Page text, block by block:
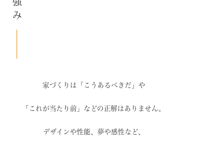
家づくりは「こうあるべきだ」や
「これが当たり前」などの正解はありません。
デザインや性能、夢や感性など、